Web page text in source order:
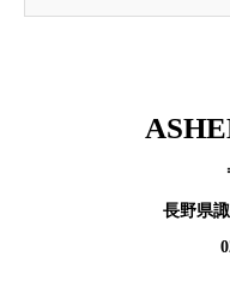
長野県